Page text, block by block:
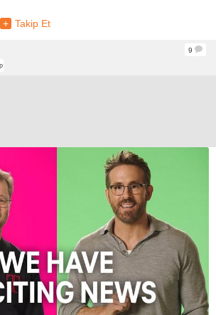
+ Takip Et
9